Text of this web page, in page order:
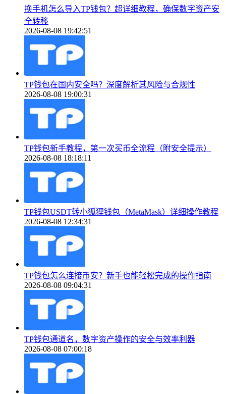
换手机怎么导入TP钱包？超详细教程，确保数字资产安
全转移
2026-08-08 19:42:51
TP钱包在国内安全吗？深度解析其风险与合规性
2026-08-08 19:00:31
TP钱包新手教程，第一次买币全流程（附安全提示）
2026-08-08 18:18:11
TP钱包USDT转小狐狸钱包（MetaMask）详细操作教程
2026-08-08 12:34:31
TP钱包怎么连接币安？新手也能轻松完成的操作指南
2026-08-08 09:04:31
TP钱包通道名，数字资产操作的安全与效率利器
2026-08-08 07:00:18